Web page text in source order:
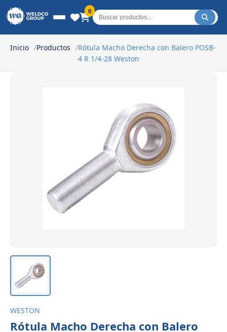
Weldco Group.
0
Inicio Productos
Rótula Macho Derecha con Balero POSB-
4 R 1/4-28 Weston
WESTON
Rótula Macho Derecha con Balero